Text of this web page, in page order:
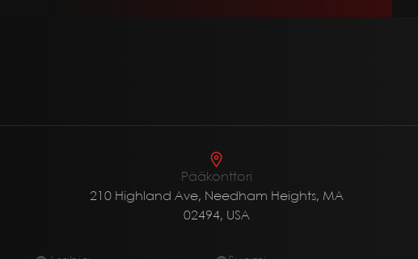
Pääkonttori
210 Highland Ave, Needham Heights, MA
02494, USA